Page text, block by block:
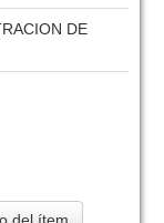
DE